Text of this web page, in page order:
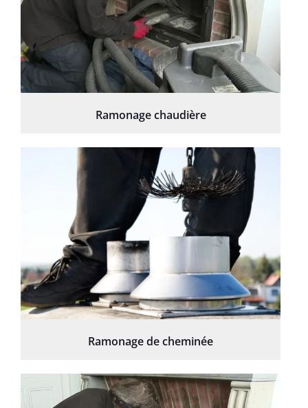
Ramonage chaudière
Ramonage de cheminée